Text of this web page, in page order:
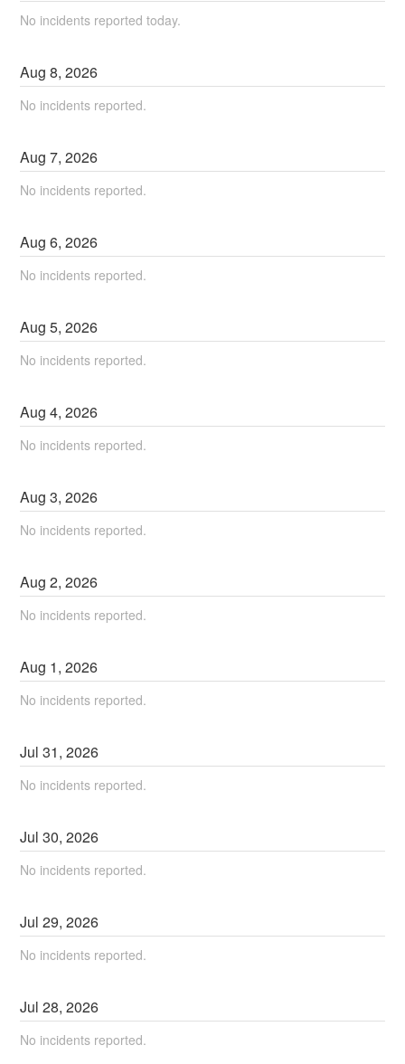
No incidents reported today.
Aug8,2026
No incidents reported.
Aug7,2026
No incidents reported.
Aug6,2026
No incidents reported.
Aug5,2026
No incidents reported.
Aug4,2026
No incidents reported.
Aug3,2026
No incidents reported.
Aug2,2026
No incidents reported.
Aug 1,2026
No incidents reported.
Jul31,2026
No incidents reported.
Jul30,2026
No incidents reported.
Jul29,2026
No incidents reported.
Jul28,2026
No incidents reported.